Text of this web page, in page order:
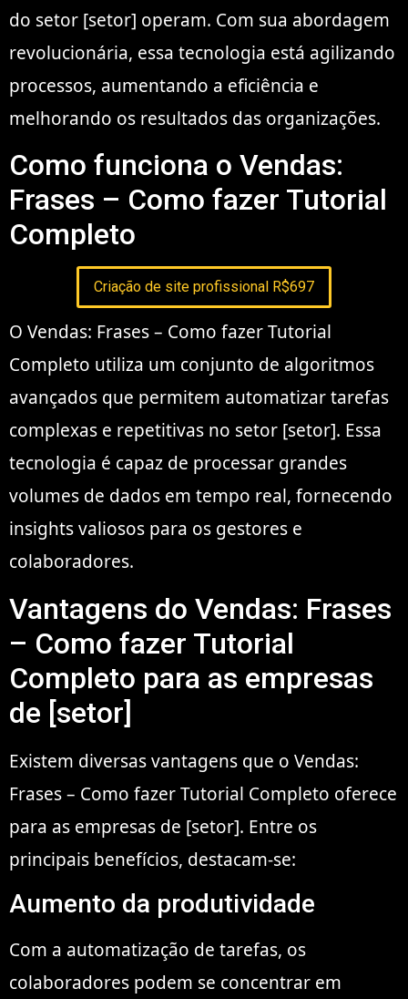
do setor [setor] operam. Com sua abordagem
revolucionária, essa tecnologia está agilizando
processos, aumentando a eficiência e
melhorando os resultados das organizações.
Como funciona o Vendas:
Frases – Como fazer Tutorial
Completo
Criação de site profissional R$697
O Vendas: Frases – Como fazer Tutorial
Completo utiliza um conjunto de algoritmos
avançados que permitem automatizar tarefas
complexas e repetitivas no setor [setor]. Essa
tecnologia é capaz de processar grandes
volumes de dados em tempo real, fornecendo
insights valiosos para os gestores e
colaboradores.
Vantagens do Vendas: Frases
– Como fazer Tutorial
Completo para as empresas
de [setor]
Existem diversas vantagens que o Vendas:
Frases – Como fazer Tutorial Completo oferece
para as empresas de [setor]. Entre os
principais benefícios, destacam-se:
Aumento da produtividade
Com a automatização de tarefas, os
colaboradores podem se concentrar em